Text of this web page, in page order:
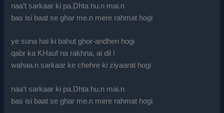
naa’t sarkaar ki pa.Dhta hu.n mai.n
bas isi baat se ghar me.n mere rahmat hogi
ye suna hai ki bahut ghor-andheri hogi
qabr ka KHauf na rakhna, ai dil !
wahaa.n sarkaar ke chehre ki ziyaarat hogi
naa’t sarkaar ki pa.Dhta hu.n mai.n
bas isi baat se ghar me.n mere rahmat hogi